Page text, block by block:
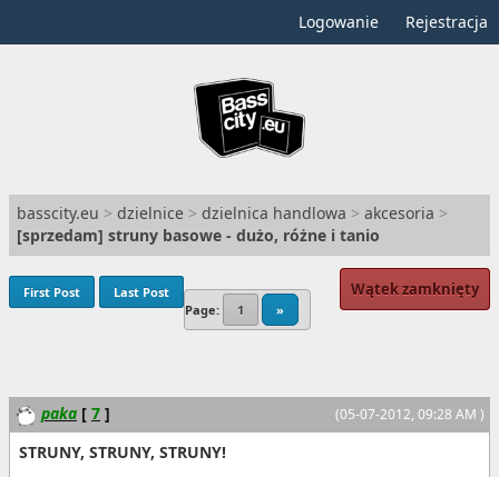
Logowanie Rejestracja
basscity.eu > dzielnice > dzielnica handlowa > akcesoria >
[sprzedam] struny basowe - dużo, różne i tanio
Page: 1 »
First Post Last Post Wątek zamknięty
(05-07-2012, 09:28 AM )
paka [ 7 ]
STRUNY, STRUNY, STRUNY!